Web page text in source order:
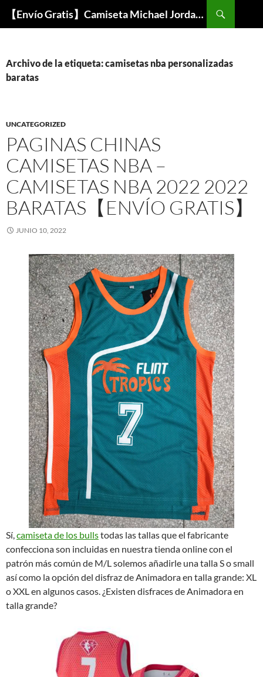
【Envío Gratis】Camiseta Michael Jordan NBA Barata
Buscar
Archivo de la etiqueta: camisetas nba personalizadas
baratas
UNCATEGORIZED
PAGINAS CHINAS
CAMISETAS NBA –
CAMISETAS NBA 2022 2022
BARATAS【ENVÍO GRATIS】
JUNIO 10, 2022
Sí, camiseta de los bullstodas las tallas que el fabricante
confecciona son incluidas en nuestra tienda online con el
patrón más común de M/L solemos añadirle una talla S o small
así como la opción del disfraz de Animadora en talla grande: XL
o XXL en algunos casos. ¿Existen disfraces de Animadora en
talla grande?